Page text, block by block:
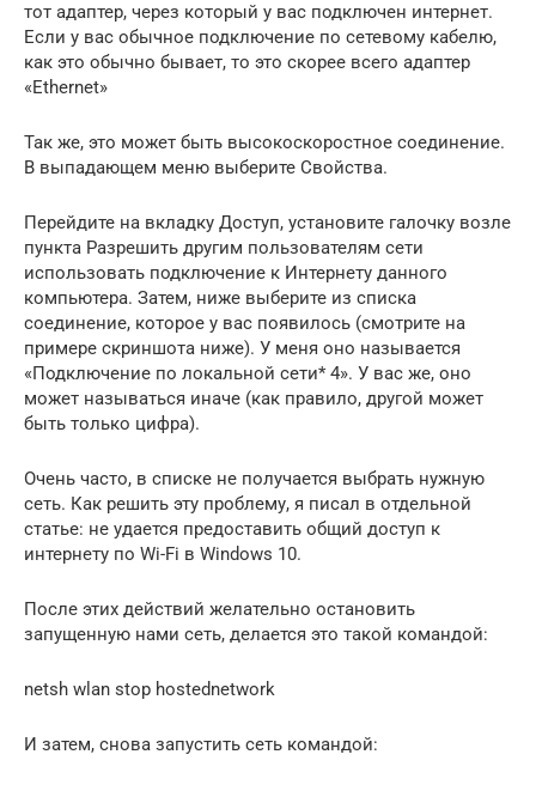
тот адаптер, через который у вас подключен интернет.
Если у вас обычное подключение по сетевому кабелю,
как это обычно бывает, то это скорее всего адаптер
«Ethernet»
Так же, это может быть высокоскоростное соединение.
В выпадающем меню выберите Свойства.
Перейдите на вкладку Доступ, установите галочку возле
пункта Разрешить другим пользователям сети
использовать подключение к Интернету данного
компьютера. Затем, ниже выберите из списка
соединение, которое у вас появилось (смотрите на
примере скриншота ниже). У меня оно называется
«Подключение по локальной сети* 4». У вас же, оно
может называться иначе (как правило, другой может
быть только цифра).
Очень часто, в списке не получается выбрать нужную
сеть. Как решить эту проблему, я писал в отдельной
статье: не удается предоставить общий доступ к
интернету по Wi-Fi в Windows 10.
После этих действий желательно остановить
запущенную нами сеть, делается это такой командой:
netsh wlan stop hostednetwork
И затем, снова запустить сеть командой: